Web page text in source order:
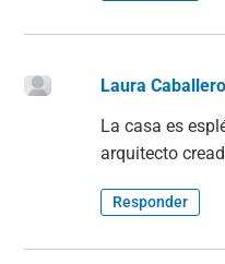
Laura Caballero
La casa es
arquitecto
Responder